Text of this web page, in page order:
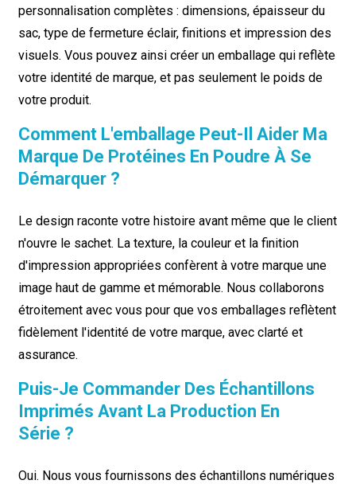
personnalisation complètes : dimensions, épaisseur du
sac, type de fermeture éclair, finitions et impression des
visuels. Vous pouvez ainsi créer un emballage qui reflète
votre identité de marque, et pas seulement le poids de
votre produit.
Comment L'emballage Peut-Il Aider Ma
Marque De Protéines En Poudre À Se
Démarquer ?
Le design raconte votre histoire avant même que le client
n'ouvre le sachet. La texture, la couleur et la finition
d'impression appropriées confèrent à votre marque une
image haut de gamme et mémorable. Nous collaborons
étroitement avec vous pour que vos emballages reflètent
fidèlement l'identité de votre marque, avec clarté et
assurance.
Puis-Je Commander Des Échantillons
Imprimés Avant La Production En
Série ?
Oui. Nous vous fournissons des échantillons numériques